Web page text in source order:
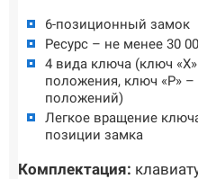
6-позиционный замок
Ресурс – не менее 30
4 вида ключа (ключ
положения, ключ «P»
положений)
Легкое вращение
позиции замка
Комплектация: